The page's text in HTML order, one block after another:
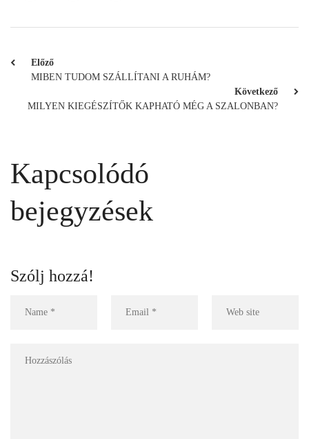
Előző
MIBEN TUDOM SZÁLLÍTANI A RUHÁM?
Következő
MILYEN KIEGÉSZÍTŐK KAPHATÓ MÉG A SZALONBAN?
Kapcsolódó
bejegyzések
Szólj hozzá!